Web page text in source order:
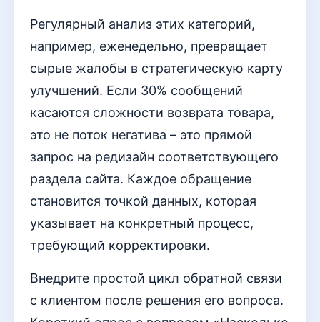
Регулярный анализ этих категорий,
например, еженедельно, превращает
сырые жалобы в стратегическую карту
улучшений. Если 30% сообщений
касаются сложности возврата товара,
это не поток негатива – это прямой
запрос на редизайн соответствующего
раздела сайта. Каждое обращение
становится точкой данных, которая
указывает на конкретный процесс,
требующий корректировки.
Внедрите простой цикл обратной связи
с клиентом после решения его вопроса.